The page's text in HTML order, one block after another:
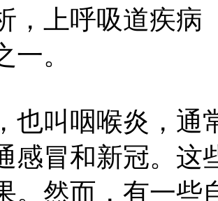
，上呼吸道疾病
一。
也叫咽喉炎，通
感冒和新冠。这
。然而，有一些